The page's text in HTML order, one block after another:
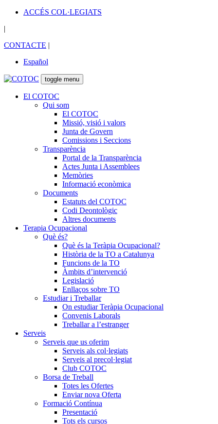
ACCÉS COL·LEGIATS
|
CONTACTE |
Español
toggle menu
El COTOC
Qui som
El COTOC
Missió, visió i valors
Junta de Govern
Comissions i Seccions
Transparència
Portal de la Transparència
Actes Junta i Assemblees
Memòries
Informació econòmica
Documents
Estatuts del COTOC
Codi Deontològic
Altres documents
Terapia Ocupacional
Què és?
Què és la Teràpia Ocupacional?
Història de la TO a Catalunya
Funcions de la TO
Àmbits d’intervenció
Legislació
Enllaços sobre TO
Estudiar i Treballar
On estudiar Teràpia Ocupacional
Convenis Laborals
Treballar a l’estranger
Serveis
Serveis que us oferim
Serveis als col·legiats
Serveis al precol·legiat
Club COTOC
Borsa de Treball
Totes les Ofertes
Enviar nova Oferta
Formació Contínua
Presentació
Tots els cursos